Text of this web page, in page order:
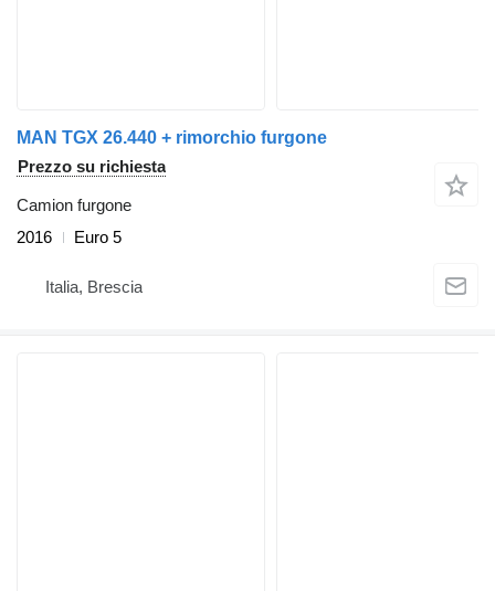
MAN TGX 26.440 + rimorchio furgone
Prezzo su richiesta
Camion furgone
2016
Euro 5
Italia, Brescia